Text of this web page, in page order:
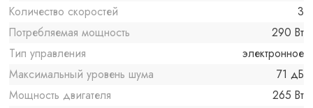
Количество скоростей
3
Потребляемая мощность
290 Вт
Тип управления
электронное
Максимальный уровень шума
71 дБ
Мощность двигателя
265 Вт